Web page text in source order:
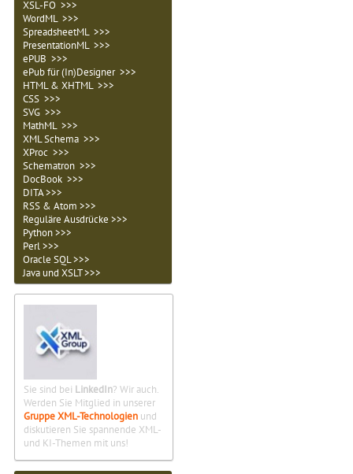
XSL-FO >>>
WordML >>>
SpreadsheetML >>>
PresentationML >>>
ePUB >>>
ePub für (In)Designer >>>
HTML & XHTML >>>
CSS >>>
SVG >>>
MathML >>>
XML Schema >>>
XProc >>>
Schematron >>>
DocBook >>>
DITA >>>
RSS & Atom >>>
Reguläre Ausdrücke >>>
Python >>>
Perl >>>
Oracle SQL >>>
Java und XSLT >>>
Sie sind bei LinkedIn? Wir auch.
Werden Sie Mitglied in unserer
Gruppe XML-Technologien und
diskutieren Sie spannende XML-
und KI-Themen mit uns!